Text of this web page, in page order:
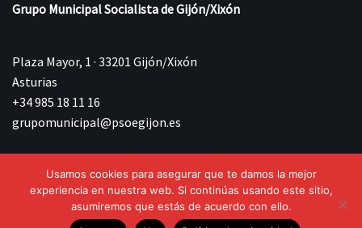
Grupo Municipal Socialista de Gijón/Xixón
Plaza Mayor, 1 · 33201 Gijón/Xixón
Asturias
+34 985 18 11 16
grupomunicipal@psoegijon.es
©{current_year} Agrupación Municipal Socialista de
Gijón/Xixón.
Usamos cookies para asegurar que te damos la mejor
experiencia en nuestra web. Si continúas usando este sitio,
asumiremos que estás de acuerdo con ello.